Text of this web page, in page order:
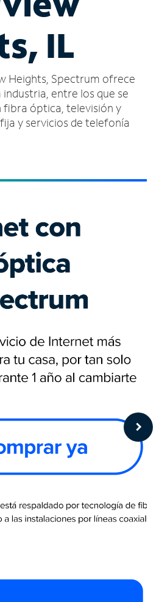
IL
Heights, Spectrum ofrece
entre los que se
fibra óptica, televisión y
y servicios de telefonía